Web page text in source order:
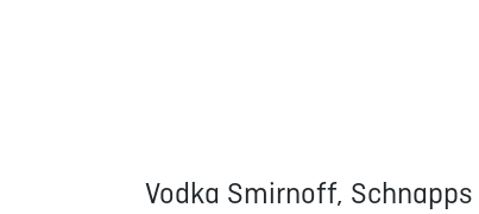
Vodka Smirnoff,